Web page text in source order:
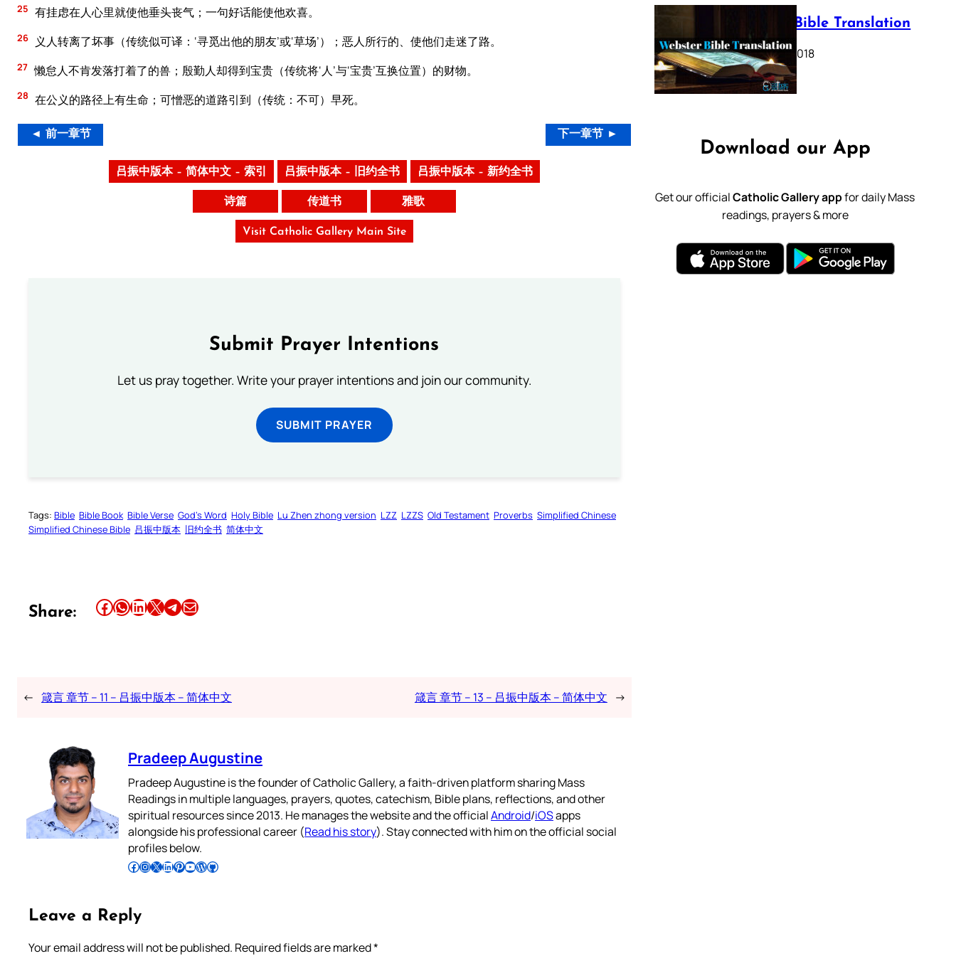
25 有挂虑在人心里就使他垂头丧气；一句好话能使他欢喜。
26 义人转离了坏事（传统似可译：‘寻觅出他的朋友’或‘草场’）；恶人所行的、使他们走迷了路。
27 懒怠人不肯发落打着了的兽；殷勤人却得到宝贵（传统将‘人’与‘宝贵’互换位置）的财物。
28 在公义的路径上有生命；可憎恶的道路引到（传统：不可）早死。
◄ 前一章节 下一章节 ►
吕振中版本 – 简体中文 – 索引 吕振中版本 – 旧约全书 吕振中版本 – 新约全书
诗篇 传道书 雅歌
Visit Catholic Gallery Main Site
Submit Prayer Intentions
Let us pray together. Write your prayer intentions and join our community.
SUBMIT PRAYER
Tags: Bible Bible Book Bible Verse God’s Word Holy Bible Lu Zhen zhong version LZZ LZZS Old Testament Proverbs Simplified Chinese
Simplified Chinese Bible 吕振中版本 旧约全书 简体中文
Share: Share this article on Facebook Share this article on WhatsApp Share this article on LinkedIn Share this article on X Share this article on TelegramEmail this Article
← 箴言 章节 – 11 – 吕振中版本 – 简体中文 箴言 章节 – 13 – 吕振中版本 – 简体中文 →
Pradeep Augustine
Pradeep Augustine is the founder of Catholic Gallery, a faith-driven platform sharing Mass
Readings in multiple languages, prayers, quotes, catechism, Bible plans, reflections, and other
spiritual resources since 2013. He manages the website and the officialAndroid/iOSapps
alongside his professional career (Read his story). Stay connected with him on the official social
profiles below.
Follow Pradeep on Facebook Follow Pradeep on InstagramFollow Pradeep on X Follow Pradeep on LinkedIn Follow Pradeep on Pinterest Subscribe to Pradeep’s Youtube Channel Follow Pradeep on WordPress Follow Pradeep on GitHub
Leave a Reply
Your email address will not be published. Required fields are marked*
Webster Bible Translation
October 11, 2018
Download our App
Get our officialCatholic Gallery appfor daily Mass
readings, prayers & more